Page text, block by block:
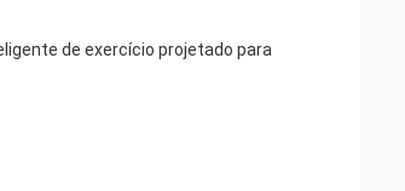
de exercício projetado para